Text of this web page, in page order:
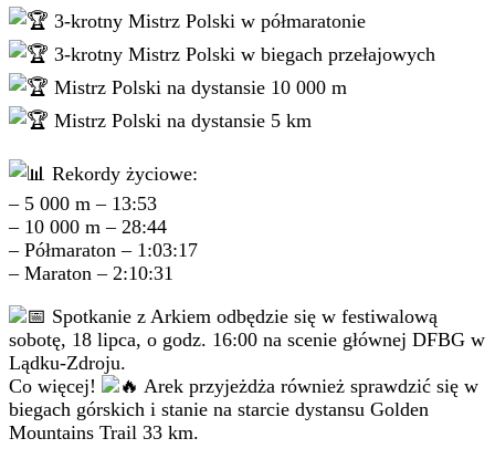
3-krotny Mistrz Polski w półmaratonie
3-krotny Mistrz Polski w biegach przełajowych
Mistrz Polski na dystansie 10 000 m
Mistrz Polski na dystansie 5 km
Rekordy życiowe:
– 5 000 m – 13:53
– 10 000 m – 28:44
– Półmaraton – 1:03:17
– Maraton – 2:10:31
Spotkanie z Arkiem odbędzie się w festiwalową
sobotę, 18 lipca, o godz. 16:00 na scenie głównej DFBG w
Lądku-Zdroju.
Co więcej!
Arek przyjeżdża również sprawdzić się w
biegach górskich i stanie na starcie dystansu Golden
Mountains Trail 33 km.